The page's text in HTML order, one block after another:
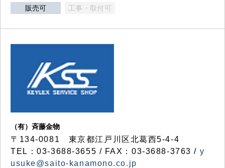
販売可 工事・取付可
（有）斉藤金物
〒134-0081 東京都江戸川区北葛西5-4-4
TEL：03-3688-3655 / FAX：03-3688-3763 / y
usuke@saito-kanamono.co.jp